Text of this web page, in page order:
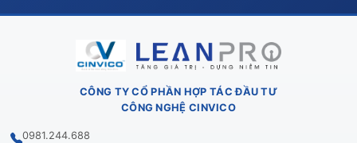
CÔNG TY CỔ PHẦN HỢP TÁC ĐẦU TƯ
CÔNG NGHỆ CINVICO
0981.244.688